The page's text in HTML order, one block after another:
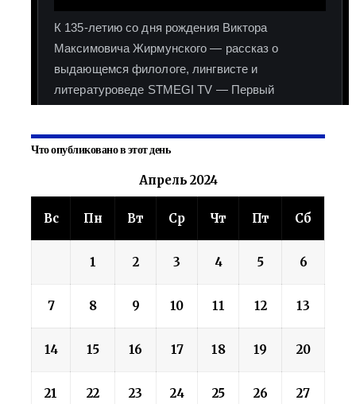
Что опубликовано в этот день
Апрель 2024
Вс Пн Вт Ср Чт Пт Сб
1 2 3 4 5 6
7 8 9 10 11 12 13
14 15 16 17 18 19 20
21 22 23 24 25 26 27